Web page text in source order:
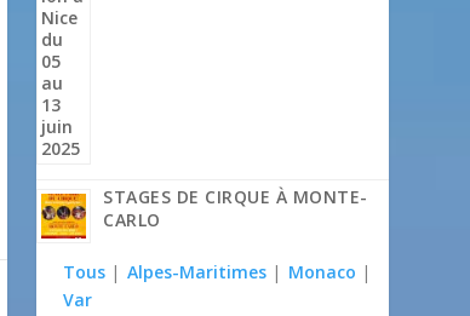
STAGES DE CIRQUE À MONTE-
CARLO
Tous | Alpes-Maritimes | Monaco |
Var